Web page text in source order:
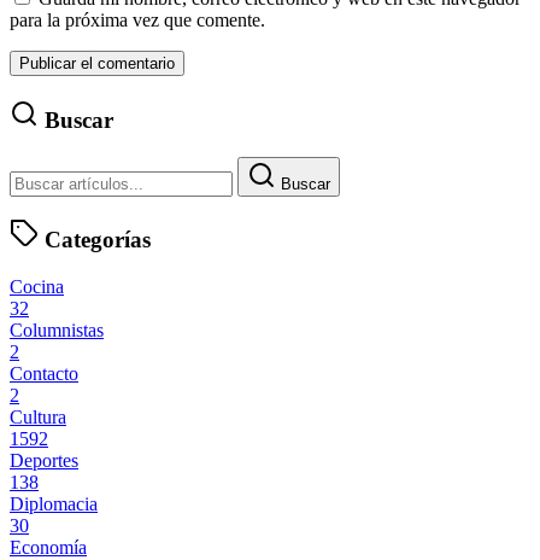
para la próxima vez que comente.
Buscar
Buscar
Categorías
Cocina
32
Columnistas
2
Contacto
2
Cultura
1592
Deportes
138
Diplomacia
30
Economía